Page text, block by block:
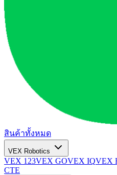
สินค้าทั้งหมด
VEX Robotics
VEX 123VEX GOVEX IQVEX
CTE